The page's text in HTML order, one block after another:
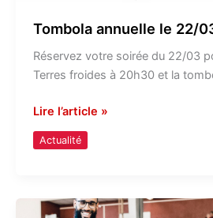
Tombola annuelle le 22/
Réservez votre soirée du 22/03
Terres froides à 20h30 et la
Lire l’article »
Actualité
Recherche